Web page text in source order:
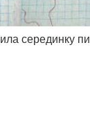
серединку